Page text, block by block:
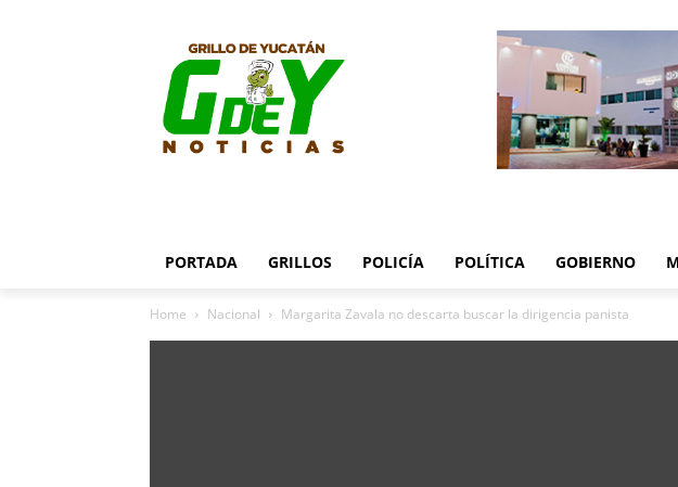
PORTADA GRILLOS POLICÍA POLÍTICA GOBIERNO
Home Nacional Margarita Zavala no descarta buscar la dirigencia panista